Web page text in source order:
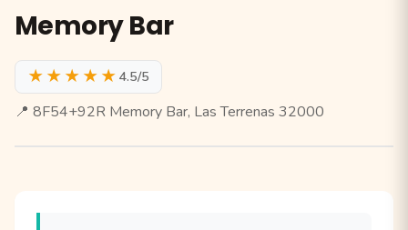
Memory Bar
★★★★★ 4.5/5
📍 8F54+92R Memory Bar, Las Terrenas 32000